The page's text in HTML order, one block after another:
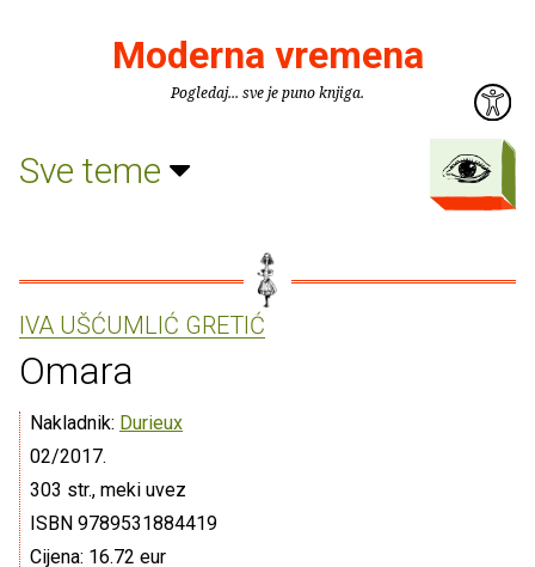
Moderna vremena
Pogledaj... sve je puno knjiga.
Sve teme
IVA UŠĆUMLIĆ GRETIĆ
Omara
Nakladnik: Durieux
02/2017.
303 str., meki uvez
ISBN 9789531884419
Cijena: 16.72 eur